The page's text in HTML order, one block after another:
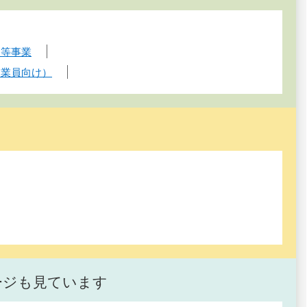
事業
員向け）
も見ています